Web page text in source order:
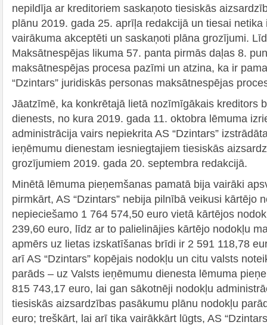
nepildīja ar kreditoriem saskaņoto tiesiskās
plānu 2019. gada 25. aprīļa redakcijā un tiesai netika
vairākuma akceptēti un saskaņoti plāna grozījumi.
Maksātnespējas likuma 57. panta pirmās daļas 8.
maksātnespējas procesa pazīmi un atzina, ka ir
“Dzintars” juridiskās personas maksātnespējas
Jāatzīmē, ka konkrētajā lietā nozīmīgākais kreditors
dienests, no kura 2019. gada 11. oktobra lēmuma
administrācija vairs nepiekrita AS “Dzintars”
ieņēmumu dienestam iesniegtajiem tiesiskās
grozījumiem 2019. gada 20. septembra redakcijā.
Minētā lēmuma pieņemšanas pamatā bija vairāki
pirmkārt, AS “Dzintars” nebija pilnībā veikusi kārtējo
nepieciešamo 1 764 574,50 euro vietā kārtējos
239,60 euro, līdz ar to palielinājies kārtējo nodokļu
apmērs uz lietas izskatīšanas brīdi ir 2 591 118,78
arī AS “Dzintars” kopējais nodokļu un citu valsts
parāds – uz Valsts ieņēmumu dienesta lēmuma
815 743,17 euro, lai gan sākotnēji nodokļu
tiesiskās aizsardzības pasākumu plānu nodokļu
euro; treškārt, lai arī tika vairākkārt lūgts, AS